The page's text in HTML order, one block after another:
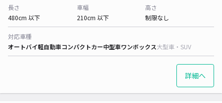
長さ
480cm 以下
車幅
210cm 以下
高さ
制限なし
対応車種
オートバイ軽自動車コンパクトカー中型車ワンボックス大型車・SUV
詳細へ